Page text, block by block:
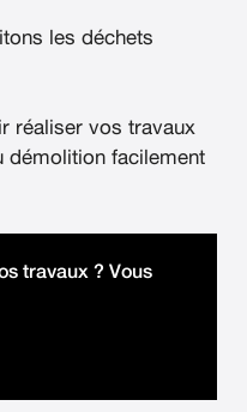
les déchets
réaliser vos travaux
démolition facilement
travaux ? Vous